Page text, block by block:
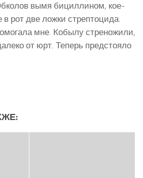
вымя бициллином, кое-
в рот две ложки стрептоцида.
мне. Кобылу стреножили,
от юрт. Теперь предстояло